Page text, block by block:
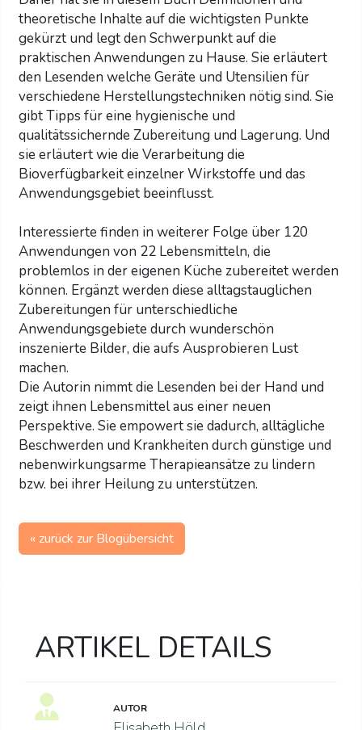
theoretische Inhalte auf die wichtigsten Punkte
gekürzt und legt den Schwerpunkt auf die
praktischen Anwendungen zu Hause. Sie erläutert
den Lesenden welche Geräte und Utensilien für
verschiedene Herstellungstechniken nötig sind. Sie
gibt Tipps für eine hygienische und
qualitätssichernde Zubereitung und Lagerung. Und
sie erläutert wie die Verarbeitung die
Bioverfügbarkeit einzelner Wirkstoffe und das
Anwendungsgebiet beeinflusst.
Interessierte finden in weiterer Folge über 120
Anwendungen von 22 Lebensmitteln, die
problemlos in der eigenen Küche zubereitet werden
können. Ergänzt werden diese alltagstauglichen
Zubereitungen für unterschiedliche
Anwendungsgebiete durch wunderschön
inszenierte Bilder, die aufs Ausprobieren Lust
machen.
Die Autorin nimmt die Lesenden bei der Hand und
zeigt ihnen Lebensmittel aus einer neuen
Perspektive. Sie empowert sie dadurch, alltägliche
Beschwerden und Krankheiten durch günstige und
nebenwirkungsarme Therapieansätze zu lindern
bzw. bei ihrer Heilung zu unterstützen.
« zurück zur Blogübersicht
ARTIKEL DETAILS
AUTOR